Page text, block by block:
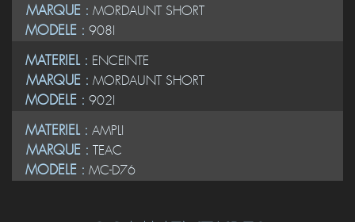
MARQUE : MORDAUNT SHORT
MODELE : 908I
MATERIEL : ENCEINTE
MARQUE : MORDAUNT SHORT
MODELE : 902I
MATERIEL : AMPLI
MARQUE : TEAC
MODELE : MC-D76